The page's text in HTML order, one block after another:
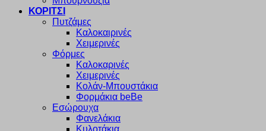
ΚΟΡΙΤΣΙ
Πυτζάμες
Καλοκαιρινές
Χειμερινές
Φόρμες
Καλοκαρινές
Χειμερινές
Κολάν-Μπουστάκια
Φορμάκια beBe
Εσώρουχα
Φανελάκια
Κυλοτάκια